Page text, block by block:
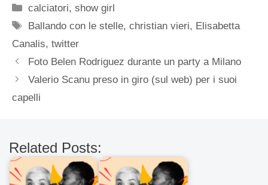
Categorie
calciatori,show girl
Tag
Ballando con le stelle,christian vieri, Elisabetta
Canalis, twitter
Foto Belen Rodriguez durante un party a Milano
Valerio Scanu preso in giro (sul web) per i suoi
capelli
Related Posts: